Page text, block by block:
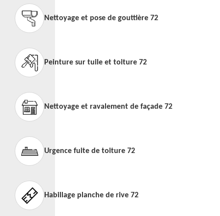
Nettoyage et pose de gouttière 72
Peinture sur tuile et toiture 72
Nettoyage et ravalement de façade 72
Urgence fuite de toiture 72
Habillage planche de rive 72